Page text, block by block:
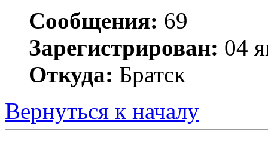
Сообщения: 69
Зарегистрирован: 04
Откуда: Братск
Вернуться к началу